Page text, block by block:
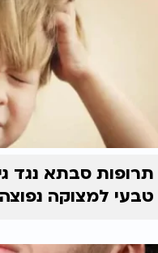
תרופות סבתא נגד
טבעי למצוקה נפוצה